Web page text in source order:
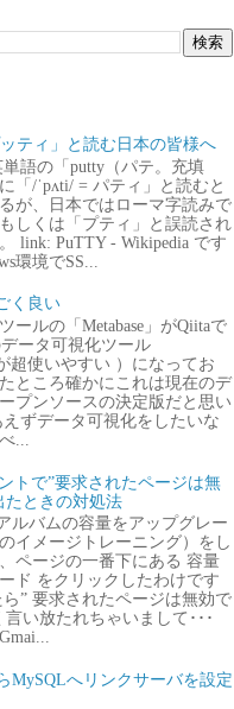
ティ」と読む日本の皆様へ
語の「putty（パテ。充填
「/ˈpʌti/ = パティ」と読むと
が、日本ではローマ字読みで
しくは「プティ」と誤読され
link: PuTTY - Wikipedia です
環境でSS...
く良い
ールの「Metabase」がQiitaで
ータ可視化ツール
が超使いやすい ）になってお
ところ確かにこれは現在のデ
プンソースの決定版だと思い
えずデータ可視化をしたいな
...
トで”要求されたページは無
たときの対処法
ルバムの容量をアップグレー
イメージトレーニング）をし
ページの一番下にある 容量
ド をクリックしたわけです
” 要求されたページは無効で
言い放たれちゃいまして･･･
MySQLへリンクサーバを設定